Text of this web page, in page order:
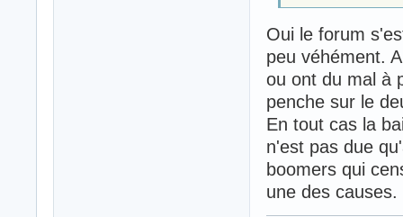
Oui le forum
peu véhément.
ou ont du mal à
penche sur le
En tout cas la
n'est pas due
boomers qui
une des causes.